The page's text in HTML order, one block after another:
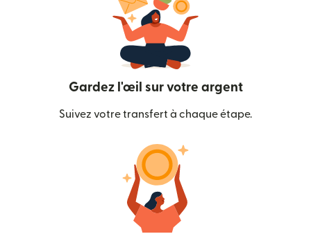
Gardez l'œil sur votre argent
Suivez votre transfert à chaque étape.